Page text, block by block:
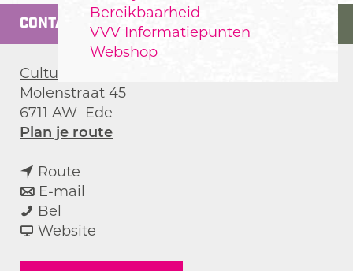
Bereikbaarheid
VVV Informatiepunten
Webshop
CONTACT
Cultura
Molenstraat 45
6711 AW Ede
Plan je routen
Route
a
r
E-mail
a
Bel
o
Website